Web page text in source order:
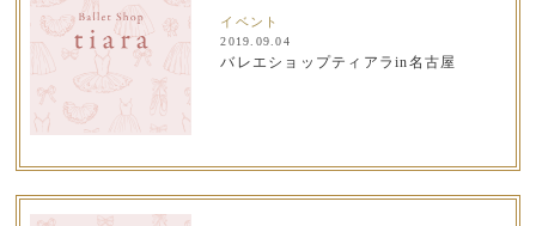
イベント
2019.09.04
バレエショップティアラin名古屋